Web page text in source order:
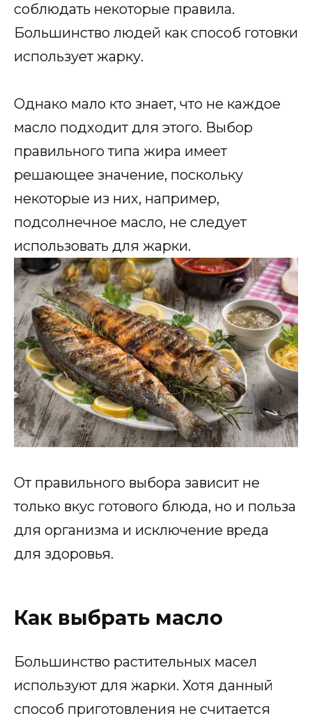
соблюдать некоторые правила.
Большинство людей как способ готовки
использует жарку.
Однако мало кто знает, что не каждое
масло подходит для этого. Выбор
правильного типа жира имеет
решающее значение, поскольку
некоторые из них, например,
подсолнечное масло, не следует
использовать для жарки.
От правильного выбора зависит не
только вкус готового блюда, но и польза
для организма и исключение вреда
для здоровья.
Как выбрать масло
Большинство растительных масел
используют для жарки. Хотя данный
способ приготовления не считается